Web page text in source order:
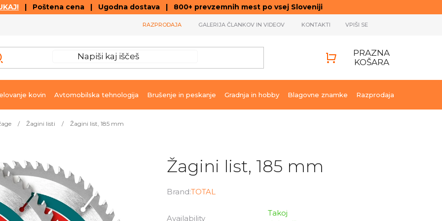
| Poštena cena | Ugodna dostava | 800+ prevzemnih mest po vsej Sloveniji
RAZPRODAJA GALERIJA ČLANKOV IN VIDEOV KONTAKTI VPIŠI SE
CART
PRAZNA
KOŠARA
kovin Avtomobilska tehnologija Brušenje in peskanje Gradnja in hobby Blagovne znamke Razprodaja
/ Žagini listi / Žagini list, 185 mm
Žagini list, 185 mm
Brand:TOTAL
Availability
Takoj